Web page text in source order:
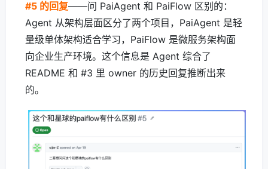
#5 的回复——问 PaiAgent 和 PaiFlow 区别的：
Agent 从架构层面区分了两个项目，PaiAgent 是轻
量级单体架构适合学习，PaiFlow 是微服务架构面
向企业生产环境。这个信息是 Agent 综合了
README 和 #3 里 owner 的历史回复推断出来
的。